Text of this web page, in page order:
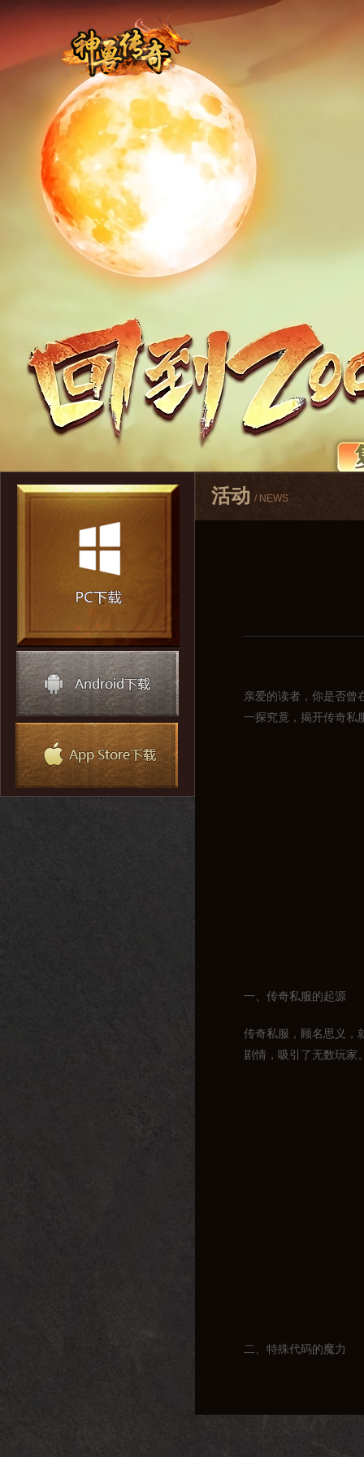
活动 / NEWS
亲爱的读者，你是否曾
一探究竟，揭开传奇私
一、传奇私服的起源
传奇私服，顾名思义，
剧情，吸引了无数玩家
二、特殊代码的魔力